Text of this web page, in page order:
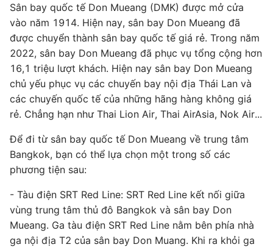
Sân bay quốc tế Don Mueang (DMK) được mở cửa
vào năm 1914. Hiện nay, sân bay Don Mueang đã
được chuyển thành sân bay quốc tế giá rẻ. Trong năm
2022, sân bay Don Mueang đã phục vụ tổng cộng hơn
16,1 triệu lượt khách. Hiện nay sân bay Don Mueang
chủ yếu phục vụ các chuyến bay nội địa Thái Lan và
các chuyến quốc tế của những hãng hàng không giá
rẻ. Chẳng hạn như Thai Lion Air, Thai AirAsia, Nok Air...
Để đi từ sân bay quốc tế Don Mueang về trung tâm
Bangkok, bạn có thể lựa chọn một trong số các
phương tiện sau:
- Tàu điện SRT Red Line: SRT Red Line kết nối giữa
vùng trung tâm thủ đô Bangkok và sân bay Don
Mueang. Ga tàu điện SRT Red Line nằm bên phía nhà
ga nội địa T2 của sân bay Don Muang. Khi ra khỏi ga